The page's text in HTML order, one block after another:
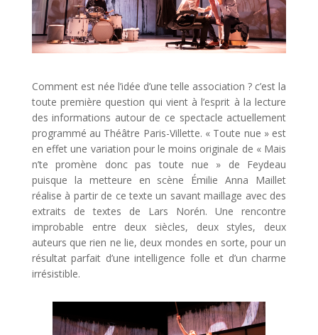
Comment est née l’idée d’une telle association ? c’est la
toute première question qui vient à l’esprit à la lecture
des informations autour de ce spectacle actuellement
programmé au Théâtre Paris-Villette. « Toute nue » est
en effet une variation pour le moins originale de « Mais
n’te promène donc pas toute nue » de Feydeau
puisque la metteure en scène Émilie Anna Maillet
réalise à partir de ce texte un savant maillage avec des
extraits de textes de Lars Norén. Une rencontre
improbable entre deux siècles, deux styles, deux
auteurs que rien ne lie, deux mondes en sorte, pour un
résultat parfait d’une intelligence folle et d’un charme
irrésistible.